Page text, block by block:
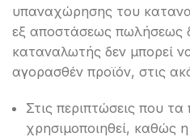
υπαναχώρησης του
εξ αποστάσεως πωλήσεως
καταναλωτής δεν μπορεί
αγορασθέν προϊόν, στις
Στις περιπτώσεις που
χρησιμοποιηθεί, καθώς